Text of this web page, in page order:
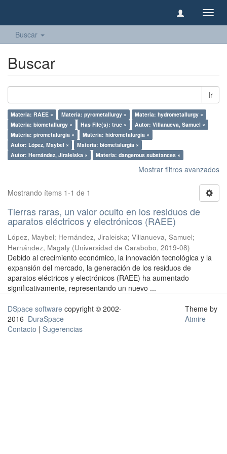
Buscar
Buscar
Ir
Materia: RAEE × Materia: pyrometallurgy ×
Materia: hydrometallurgy ×
Materia: biometallurgy ×
Has File(s): true ×
Autor: Villanueva, Samuel ×
Materia: pirometalurgia ×
Materia: hidrometalurgia ×
Autor: López, Maybel ×
Materia: biometalurgia ×
Autor: Hernández, Jiraleiska ×
Materia: dangerous substances ×
Mostrar filtros avanzados
Mostrando ítems 1-1 de 1
Tierras raras, un valor oculto en los residuos de
aparatos eléctricos y electrónicos (RAEE)
López, Maybel; Hernández, Jiraleiska; Villanueva, Samuel;
Hernández, Magaly (Universidad de Carabobo, 2019-08)
Debido al crecimiento económico, la innovación tecnológica y la
expansión del mercado, la generación de los residuos de
aparatos eléctricos y electrónicos (RAEE) ha aumentado
significativamente, representando un nuevo ...
DSpace software copyright © 2002-
2016 DuraSpace
Contacto | Sugerencias
Theme by
Atmire